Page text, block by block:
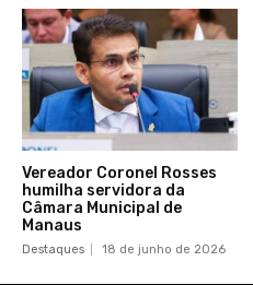
Vereador Coronel Rosses
humilha servidora da
Câmara Municipal de
Manaus
Destaques 18 de junho de 2026